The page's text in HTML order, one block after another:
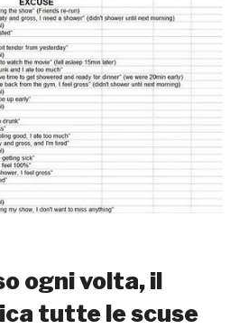
ogni volta, il
tutte le scuse